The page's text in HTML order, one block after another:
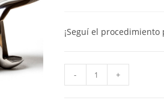
¡Seguí el
MULTIPLE
- +